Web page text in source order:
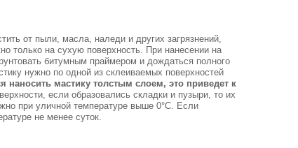
от пыли, масла, наледи и других загрязнений,
только на сухую поверхность. При нанесении на
битумным праймером и дождаться полного
нужно по одной из склеиваемых поверхностей
наносить мастику толстым слоем, это приведет к
если образовались складки и пузыри, то их
при уличной температуре выше 0°С. Если
не менее суток.